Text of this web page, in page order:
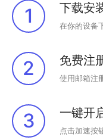
1 下载安
在你的设备
2 免费注
使用邮箱注
3 一键开
点击加速按